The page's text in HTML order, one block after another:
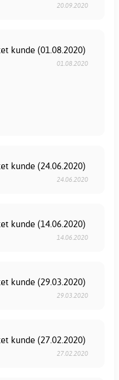
20.09.2020
kunde (01.08.2020)
01.08.2020
kunde (24.06.2020)
24.06.2020
kunde (14.06.2020)
14.06.2020
kunde (29.03.2020)
29.03.2020
kunde (27.02.2020)
27.02.2020